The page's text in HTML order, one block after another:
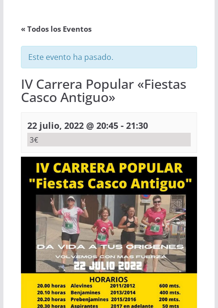
« Todos los Eventos
Este evento ha pasado.
IV Carrera Popular «Fiestas
Casco Antiguo»
22 julio, 2022 @ 20:45- 21:30
3€